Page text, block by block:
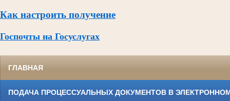
Как настроить получение
Госпочты на Госуслугах
ГЛАВНАЯ
ПОДАЧА ПРОЦЕССУАЛЬНЫХ ДОКУМЕНТОВ В